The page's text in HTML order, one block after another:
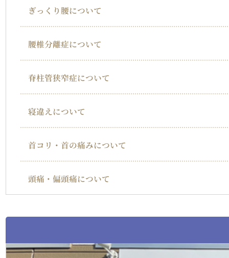
ぎっくり腰について
腰椎分離症について
脊柱管狭窄症について
寝違えについて
首コリ・首の痛みについて
頭痛・偏頭痛について